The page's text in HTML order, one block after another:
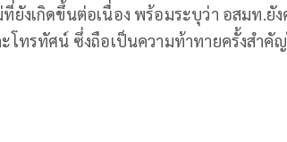
งเกิดขึ้นต่อเนื่อง พร้อมระบุว่า อสมท.ยั
โทรทัศน์ ซึ่งถือเป็นความท้าทายครั้งสำคั